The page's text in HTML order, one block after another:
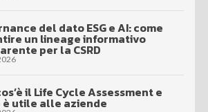
del dato ESG e AI: come
un lineage informativo
per la CSRD
il Life Cycle Assessment e
è utile alle aziende